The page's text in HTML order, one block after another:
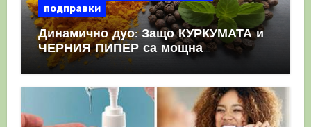
подправки
Динамично дуо: Защо КУРКУМАТА и
ЧЕРНИЯ ПИПЕР са мощна
комбинация